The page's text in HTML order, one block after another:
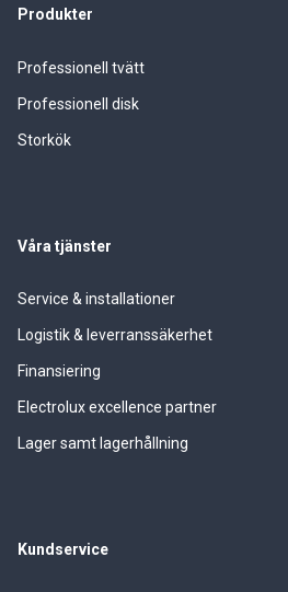
Produkter
Professionell tvätt
Professionell disk
Storkök
Våra tjänster
Service & installationer
Logistik & leverranssäkerhet
Finansiering
Electrolux excellence partner
Lager samt lagerhållning
Kundservice